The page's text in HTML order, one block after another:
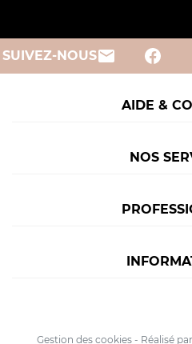
SUIVEZ-NOUSemail
AIDE &
NOS
Gestion des cookies - Réalisé